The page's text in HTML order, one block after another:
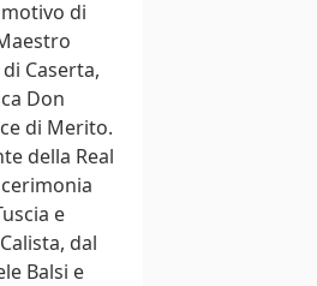
di
Caserta,
Don
di Merito.
della Real
e
dal
Balsi e